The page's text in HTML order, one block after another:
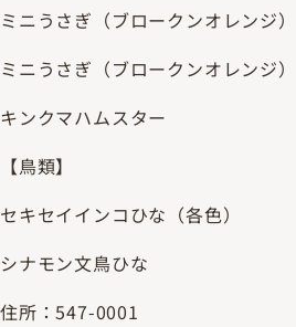
ミニうさぎ（ブロークンオレンジ）
ミニうさぎ（ブロークンオレンジ）
キンクマハムスター
【鳥類】
セキセイインコひな（各色）
シナモン文鳥ひな
住所：547-0001